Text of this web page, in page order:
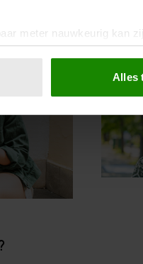
meter nauwkeurig kan
eigenschappen
voor social media
onze site met onze
met andere
U gaat akkoord met
Alles